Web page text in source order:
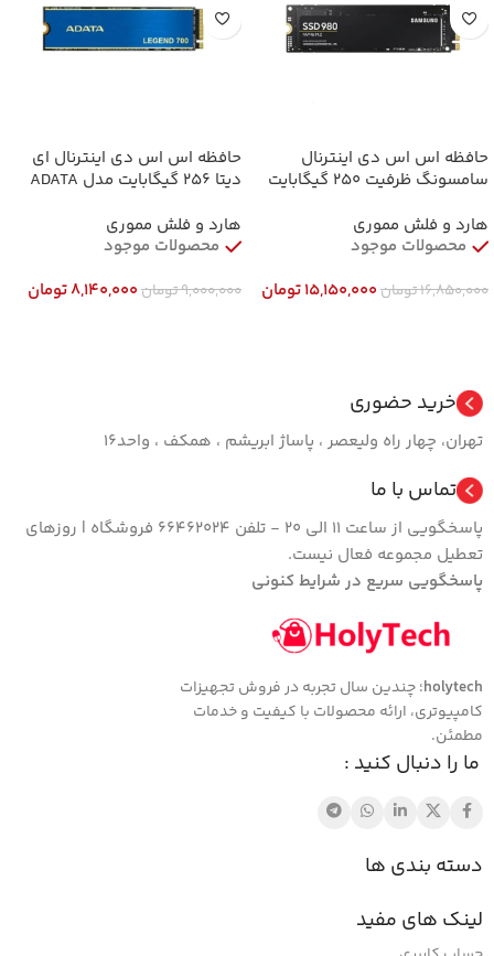
حافظه اس اس دی اینترنال
سامسونگ ظرفیت 250 گیگابایت
NVMe 250GB Internal SSD
هارد و فلش مموری
محصولات موجود
16,850,000تومان15,150,000تومان
حافظه اس اس دی اینترنال ای
دیتا 256 گیگابایت مدل ADATA
256GB Internal SSD
هارد و فلش مموری
محصولات موجود
9,000,000تومان8,140,000تومان
خرید حضوری
تهران، چهار راه ولیعصر ، پاساژ ابریشم ، همکف ، واحد16
تماس با ما
پاسخگویی از ساعت 11 الی 20 - تلفن 66462024 فروشگاه | روزهای
تعطیل مجموعه فعال نیست.
پاسخگویی سریع در شرایط کنونی
holytech؛ چندین سال تجربه در فروش تجهیزات
کامپیوتری، ارائه محصولات با کیفیت و خدمات
مطمئن.
ما را دنبال کنید :
دسته بندی ها
لینک های مفید